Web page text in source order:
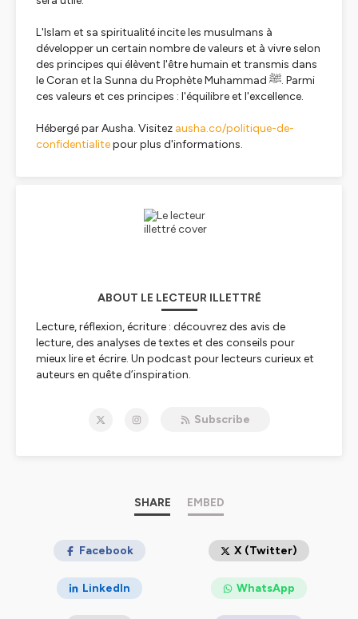
L'Islam et sa spiritualité incite les musulmans à
développer un certain nombre de valeurs et à vivre selon
des principes qui élèvent l'être humain et transmis dans
le Coran et la Sunna du Prophète Muhammad ﷺ. Parmi
ces valeurs et ces principes : l'équilibre et l'excellence.
Hébergé par Ausha. Visitez ausha.co/politique-de-
confidentialitepour plus d'informations.
ABOUT LE LECTEUR ILLETTRÉ
Lecture, réflexion, écriture : découvrez des avis de
lecture, des analyses de textes et des conseils pour
mieux lire et écrire. Un podcast pour lecteurs curieux et
auteurs en quête d’inspiration.
confidentialite
pour plus d'informations.
Subscribe
SHARE EMBED
Facebook X (Twitter)
LinkedIn WhatsApp